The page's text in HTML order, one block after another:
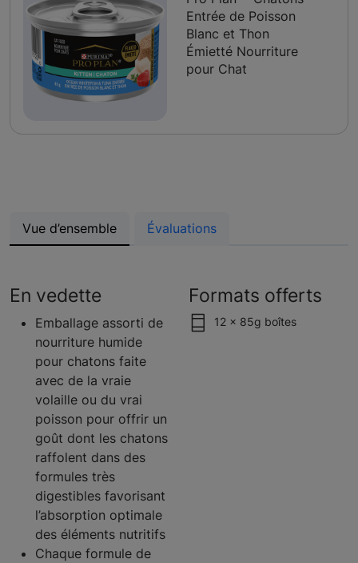
Entrée de Poisson
Blanc et Thon
Émietté Nourriture
pour Chat
Vue d’ensemble Évaluations
En vedette
Emballage assorti de
nourriture humide
pour chatons faite
avec de la vraie
volaille ou du vrai
poisson pour offrir un
goût dont les chatons
raffolent dans des
formules très
digestibles favorisant
l’absorption optimale
des éléments nutritifs
Chaque formule de
Formats offerts
12 x 85g boîtes